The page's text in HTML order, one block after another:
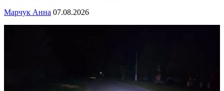
Марчук Анна 07.08.2026